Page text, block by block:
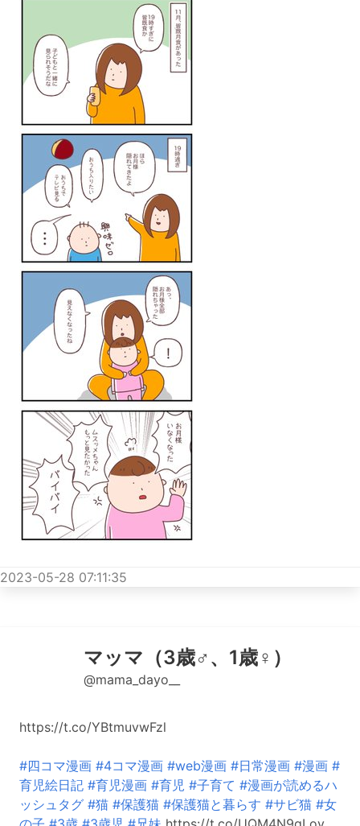
2023-05-28 07:11:35
マッマ（3歳♂、1歳♀）
@mama_dayo__
https://t.co/YBtmuvwFzl
#四コマ漫画 #4コマ漫画 #web漫画 #日常漫画 #漫画 #
育児絵日記 #育児漫画 #育児 #子育て #漫画が読めるハ
ッシュタグ #猫 #保護猫 #保護猫と暮らす #サビ猫 #女